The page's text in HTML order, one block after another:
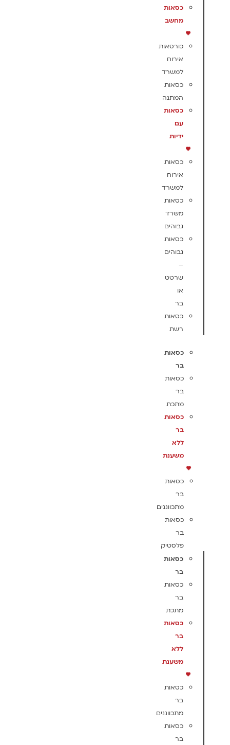
כסאות
מחשב
כורסאות
אירוח
למשרד
כסאות
המתנה
כסאות
עם
ידיות
כסאות
אירוח
למשרד
כסאות
משרד
גבוהים
כסאות
גבוהים
–
שרטט
או
בר
כסאות
רשת
כסאות
בר
כסאות
בר
מתכת
כסאות
בר
ללא
משענת
כסאות
בר
מתכווננים
כסאות
בר
פלסטיק
כסאות
בר
כסאות
בר
מתכת
כסאות
בר
ללא
משענת
כסאות
בר
מתכווננים
כסאות
בר